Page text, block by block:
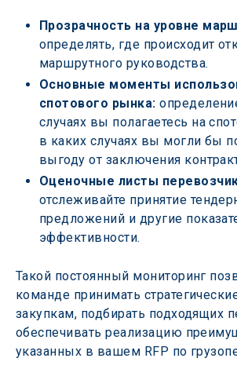
Прозрачность на уровне
определять, где происходит
маршрутного руководства.
Основные моменты
спотового рынка:
случаях вы полагаетесь на
в каких случаях вы могли бы
выгоду от заключения
Оценочные листы
отслеживайте принятие
предложений и другие
эффективности.
Такой постоянный мониторинг
команде принимать
закупкам, подбирать подходящих
обеспечивать реализацию
указанных в вашем RFP по